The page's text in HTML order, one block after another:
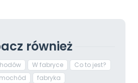
również
W fabryce
Co to jest?
fabryka